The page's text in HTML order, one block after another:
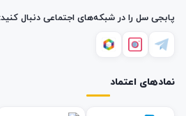
پابجی سل را در شبکه‌های اجتماعی دنبال کنید:
نمادهای اعتماد